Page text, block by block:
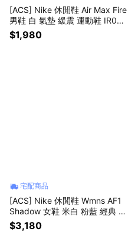
[ACS] Nike 休閒鞋 Air Max Fire
男鞋 白 氣墊 緩震 運動鞋 IR081
9-100
$1,980
宅配商品
[ACS] Nike 休閒鞋 Wmns AF1
Shadow 女鞋 米白 粉藍 經典 AF
1 基本款 DR7883-101
$3,180